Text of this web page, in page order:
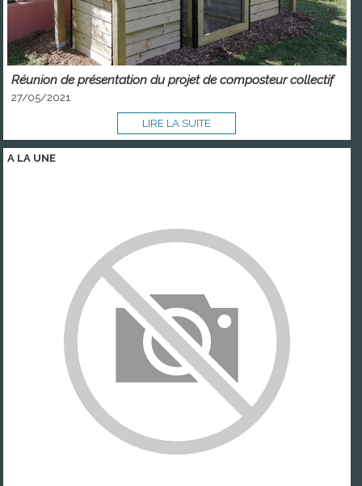
Réunion de présentation du projet de composteur collectif
27/05/2021
LIRE LA SUITE
A LA UNE